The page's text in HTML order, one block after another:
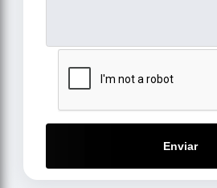
Enviar